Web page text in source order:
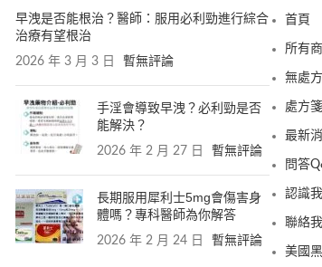
早洩是否能根治？醫師：服用必利勁進行綜合
治療有望根治
2026 年 3 月 3 日 暫無評論
手淫會導致早洩？必利勁是否
能解決？
2026 年 2 月 27 日 暫無評論
長期服用犀利士5mg會傷害身
體嗎？專科醫師為你解答
2026 年 2 月 24 日 暫無評論
首頁
所有
無處
處方
最新
問答
認識
聯絡
美國